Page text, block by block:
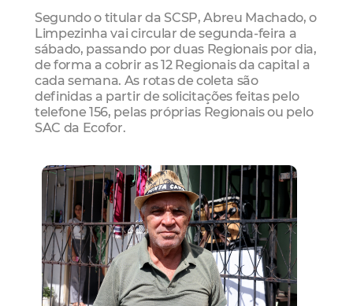
Segundo o titular da SCSP, Abreu Machado, o
Limpezinha vai circular de segunda-feira a
sábado, passando por duas Regionais por dia,
de forma a cobrir as 12 Regionais da capital a
cada semana. As rotas de coleta são
definidas a partir de solicitações feitas pelo
telefone 156, pelas próprias Regionais ou pelo
SAC da Ecofor.